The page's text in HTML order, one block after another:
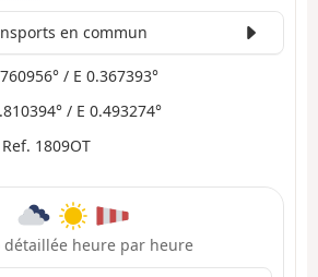
en commun
/ E 0.367393°
/ E 0.493274°
Ref. 1809OT
détaillée heure par heure